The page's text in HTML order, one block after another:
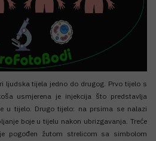
ljudska tijela jedno do drugog. Prvo tijelo s
usmjerena je injekcija što predstavlja
u tijelo. Drugo tijelo: na prsima se nalazi
boje u tijelu nakon ubrizgavanja. Treće
pogođen žutom strelicom sa simbolom